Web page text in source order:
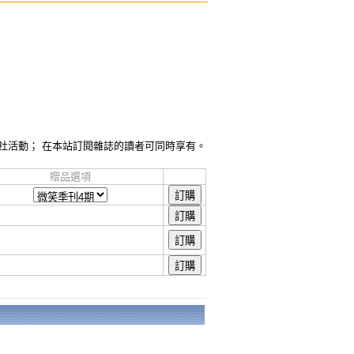
活動； 在本站訂閱雜誌的讀者可同時享有。
贈品選項